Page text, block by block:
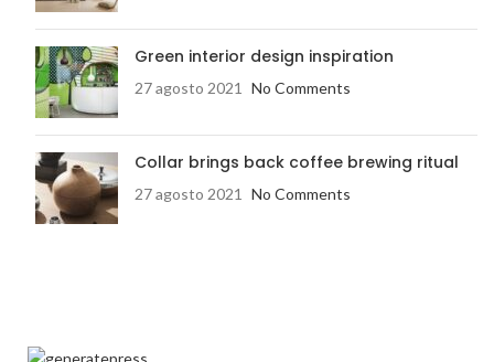
Green interior design inspiration
27 agosto 2021 No Comments
Collar brings back coffee brewing ritual
27 agosto 2021 No Comments